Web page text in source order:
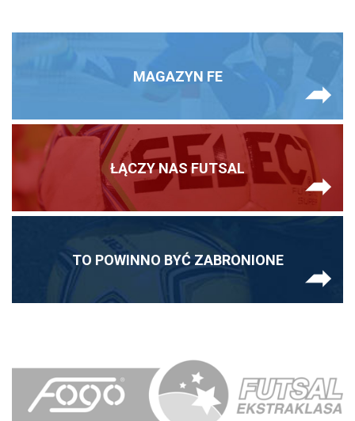
MAGAZYN FE
ŁĄCZY NAS FUTSAL
TO POWINNO BYĆ ZABRONIONE